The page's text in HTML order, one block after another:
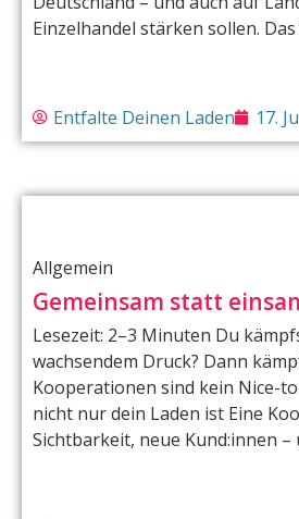
Einzelhandel stärken sollen.
Entfalte Deinen Laden 17.
Allgemein
Gemeinsam statt
Lesezeit: 2–3 Minuten Du
wachsendem Druck? Dann
Kooperationen sind kein Nice-
nicht nur dein Laden ist Eine
Sichtbarkeit, neue Kund:innen